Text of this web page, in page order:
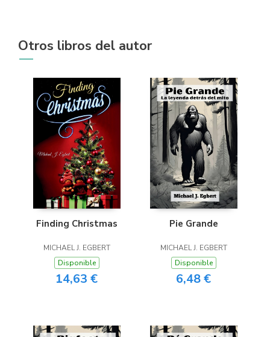
Otros libros del autor
Finding Christmas
MICHAEL J. EGBERT
Disponible
14,63 €
Pie Grande
MICHAEL J. EGBERT
Disponible
6,48 €